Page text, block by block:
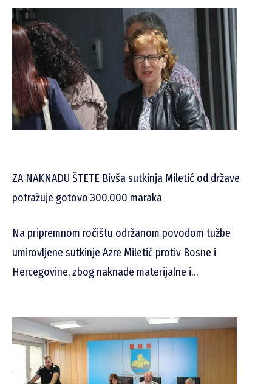
ZA NAKNADU ŠTETE Bivša sutkinja Miletić od države
potražuje gotovo 300.000 maraka
Na pripremnom ročištu održanom povodom tužbe
umirovljene sutkinje Azre Miletić protiv Bosne i
Hercegovine, zbog naknade materijalne i…